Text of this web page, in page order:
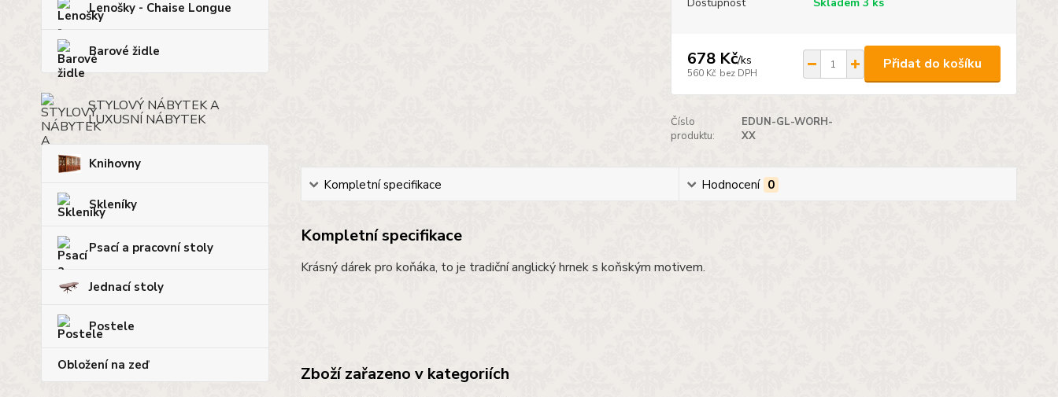
Lenošky - Chaise Longue
Barové židle
STYLOVÝ NÁBYTEK A
LUXUSNÍ NÁBYTEK
Knihovny
Skleníky
Psací a pracovní stoly
Jednací stoly
Postele
Obložení na zeď
678 Kč/ks
560 Kč bez DPH
Přidat do košíku
Číslo
produktu:
EDUN-GL-WORH-
XX
Kompletní specifikace Hodnocení 0
Kompletní specifikace
Krásný dárek pro koňáka, to je tradiční anglický hrnek s koňským motivem.
Zboží zařazeno v kategoriích